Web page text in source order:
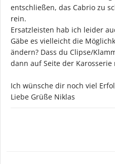
entschließen, das Cabrio zu
rein.
Ersatzleisten hab ich leider
Gäbe es vielleicht die
ändern? Dass du Clipse/
dann auf Seite der
Ich wünsche dir noch viel
Liebe Grüße Niklas